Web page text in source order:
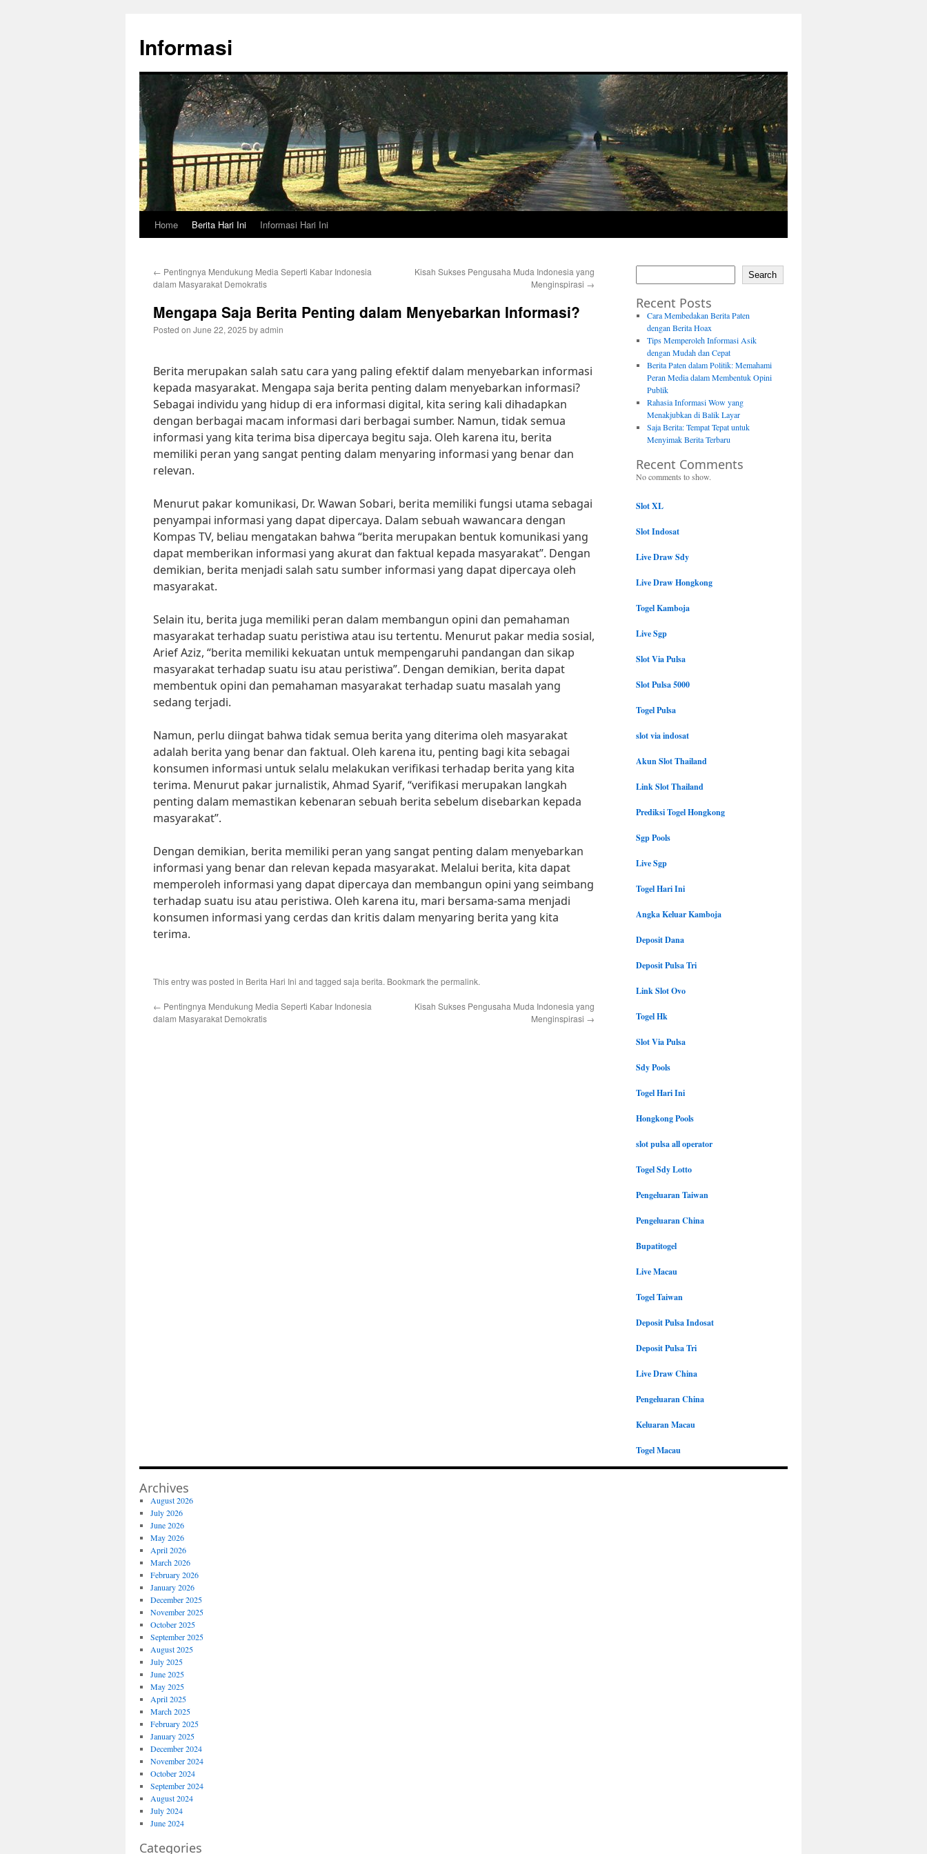
content
Informasi
Home Berita Hari Ini Informasi Hari Ini
← Pentingnya Mendukung Media Seperti Kabar Indonesia
dalam Masyarakat Demokratis
Kisah Sukses Pengusaha Muda Indonesia yang
Menginspirasi →
Mengapa Saja Berita Penting dalam Menyebarkan Informasi?
Posted on June 22, 2025 byadmin
Berita merupakan salah satu cara yang paling efektif dalam menyebarkan informasi
kepada masyarakat. Mengapa saja berita penting dalam menyebarkan informasi?
Sebagai individu yang hidup di era informasi digital, kita sering kali dihadapkan
dengan berbagai macam informasi dari berbagai sumber. Namun, tidak semua
informasi yang kita terima bisa dipercaya begitu saja. Oleh karena itu, berita
memiliki peran yang sangat penting dalam menyaring informasi yang benar dan
relevan.
Menurut pakar komunikasi, Dr. Wawan Sobari, berita memiliki fungsi utama sebagai
penyampai informasi yang dapat dipercaya. Dalam sebuah wawancara dengan
Kompas TV, beliau mengatakan bahwa “berita merupakan bentuk komunikasi yang
dapat memberikan informasi yang akurat dan faktual kepada masyarakat”. Dengan
demikian, berita menjadi salah satu sumber informasi yang dapat dipercaya oleh
masyarakat.
Selain itu, berita juga memiliki peran dalam membangun opini dan pemahaman
masyarakat terhadap suatu peristiwa atau isu tertentu. Menurut pakar media sosial,
Arief Aziz, “berita memiliki kekuatan untuk mempengaruhi pandangan dan sikap
masyarakat terhadap suatu isu atau peristiwa”. Dengan demikian, berita dapat
membentuk opini dan pemahaman masyarakat terhadap suatu masalah yang
sedang terjadi.
Namun, perlu diingat bahwa tidak semua berita yang diterima oleh masyarakat
adalah berita yang benar dan faktual. Oleh karena itu, penting bagi kita sebagai
konsumen informasi untuk selalu melakukan verifikasi terhadap berita yang kita
terima. Menurut pakar jurnalistik, Ahmad Syarif, “verifikasi merupakan langkah
penting dalam memastikan kebenaran sebuah berita sebelum disebarkan kepada
masyarakat”.
Dengan demikian, berita memiliki peran yang sangat penting dalam menyebarkan
informasi yang benar dan relevan kepada masyarakat. Melalui berita, kita dapat
memperoleh informasi yang dapat dipercaya dan membangun opini yang seimbang
terhadap suatu isu atau peristiwa. Oleh karena itu, mari bersama-sama menjadi
konsumen informasi yang cerdas dan kritis dalam menyaring berita yang kita
terima.
This entry was posted in Berita Hari Ini and tagged saja berita. Bookmark the permalink.
← Pentingnya Mendukung Media Seperti Kabar Indonesia
dalam Masyarakat Demokratis
Kisah Sukses Pengusaha Muda Indonesia yang
Menginspirasi →
Search
Recent Posts
Cara Membedakan Berita Paten
dengan Berita Hoax
Tips Memperoleh Informasi Asik
dengan Mudah dan Cepat
Berita Paten dalam Politik: Memahami
Peran Media dalam Membentuk Opini
Publik
Rahasia Informasi Wow yang
Menakjubkan di Balik Layar
Saja Berita: Tempat Tepat untuk
Menyimak Berita Terbaru
Recent Comments
No comments to show.
Slot XL
Slot Indosat
Live Draw Sdy
Live Draw Hongkong
Togel Kamboja
Live Sgp
Slot Via Pulsa
Slot Pulsa 5000
Togel Pulsa
slot via indosat
Akun Slot Thailand
Link Slot Thailand
Prediksi Togel Hongkong
Sgp Pools
Live Sgp
Togel Hari Ini
Angka Keluar Kamboja
Deposit Dana
Deposit Pulsa Tri
Link Slot Ovo
Togel Hk
Slot Via Pulsa
Sdy Pools
Togel Hari Ini
Hongkong Pools
slot pulsa all operator
Togel Sdy Lotto
Pengeluaran Taiwan
Pengeluaran China
Bupatitogel
Live Macau
Togel Taiwan
Deposit Pulsa Indosat
Deposit Pulsa Tri
Live Draw China
Pengeluaran China
Keluaran Macau
Togel Macau
Archives
August 2026
July 2026
June 2026
May 2026
April 2026
March 2026
February 2026
January 2026
December 2025
November 2025
October 2025
September 2025
August 2025
July 2025
June 2025
May 2025
April 2025
March 2025
February 2025
January 2025
December 2024
November 2024
October 2024
September 2024
August 2024
July 2024
June 2024
Categories